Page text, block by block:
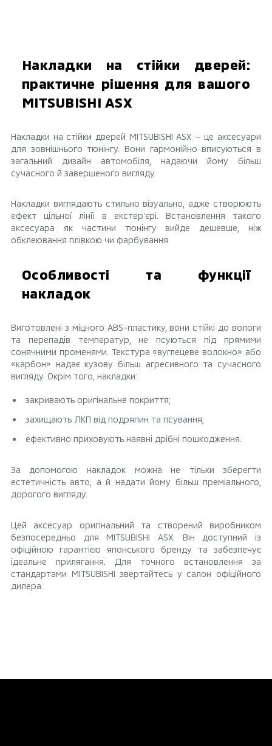
Накладки на стійки дверей:
практичне рішення для вашого
MITSUBISHI ASX
Накладки на стійки дверей MITSUBISHI ASX — це аксесуари
для зовнішнього тюнінгу. Вони гармонійно вписуються в
загальний дизайн автомобіля, надаючи йому більш
сучасного й завершеного вигляду.
Накладки виглядають стильно візуально, адже створюють
ефект цільної лінії в екстерʼєрі. Встановлення такого
аксесуара як частини тюнінгу вийде дешевше, ніж
обклеювання плівкою чи фарбування.
Особливості та функції
накладок
Виготовлені з міцного ABS-пластику, вони стійкі до вологи
та перепадів температур, не псуються під прямими
сонячними променями. Текстура «вуглецеве волокно» або
«карбон» надає кузову більш агресивного та сучасного
вигляду. Окрім того, накладки:
закривають оригінальне покриття;
захищають ЛКП від подряпин та псування;
ефективно приховують наявні дрібні пошкодження.
За допомогою накладок можна не тільки зберегти
естетичність авто, а й надати йому більш преміального,
дорогого вигляду.
Цей аксесуар оригінальний та створений виробником
безпосередньо для MITSUBISHI ASX. Він доступний із
офіційною гарантією японського бренду та забезпечує
ідеальне прилягання. Для точного встановлення за
стандартами MITSUBISHI звертайтесь у салон офіційного
дилера.